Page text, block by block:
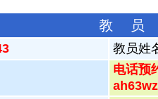
教 员
教员姓
电话预